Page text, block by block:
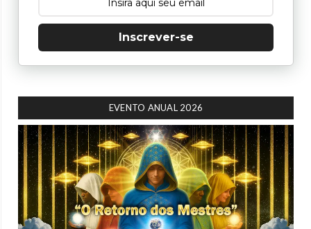
Inscrever-se
EVENTO ANUAL 2026